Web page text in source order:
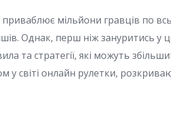
мільйони гравців по
Однак, перш ніж зануритись у
та стратегії, які можуть
у світі онлайн рулетки,